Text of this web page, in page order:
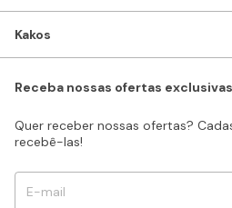
Kakos
Receba nossas ofertas
Quer receber nossas ofertas?
recebê-las!